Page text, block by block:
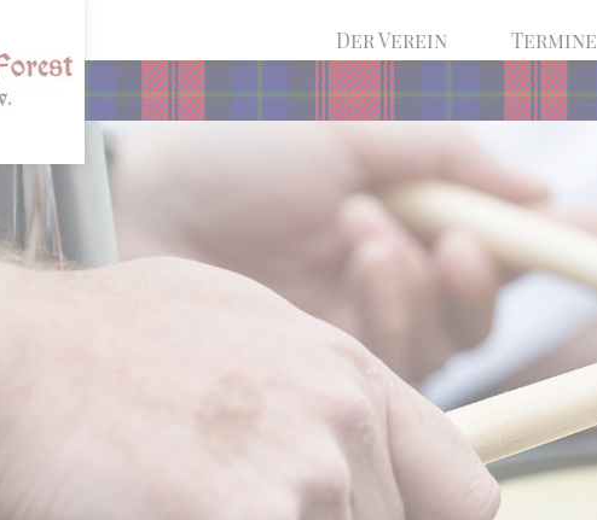
Navigation
überspringen
Der Verein Termine